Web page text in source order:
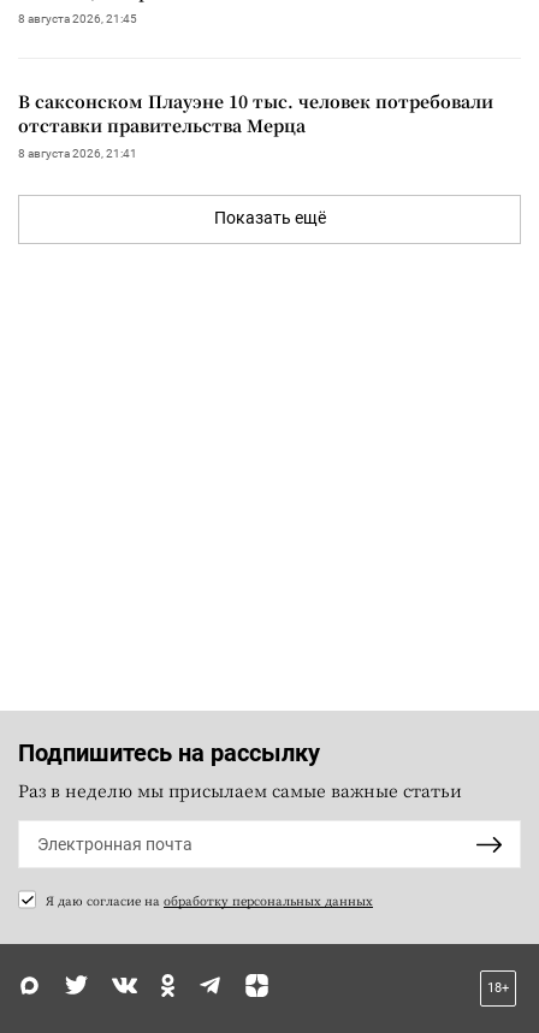
8 августа 2026, 21:45
В саксонском Плауэне 10 тыс. человек потребовали
отставки правительства Мерца
8 августа 2026, 21:41
Показать ещё
Подпишитесь на рассылку
Раз в неделю мы присылаем самые важные статьи
Я даю согласие на обработку персональных данных
18+